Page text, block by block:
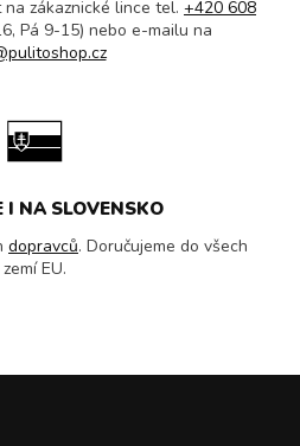
zákaznické lince tel. +420 608
Pá 9-15) nebo e-mailu na
I NA SLOVENSKO
dopravců. Doručujeme do všech
zemí EU.